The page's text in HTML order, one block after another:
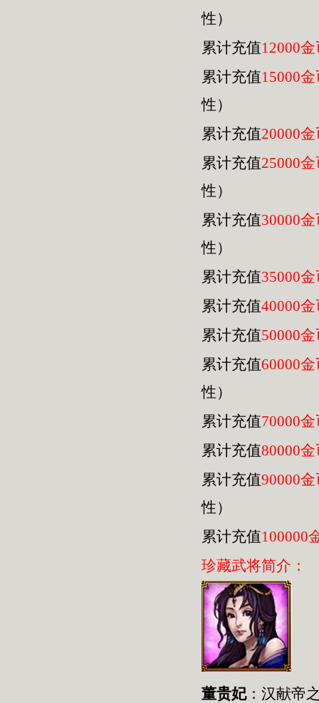
性）
累计充值12000
累计充值15000
性）
累计充值20000
累计充值25000
性）
累计充值30000
性）
累计充值35000
累计充值40000
累计充值50000
累计充值60000
性）
累计充值70000
累计充值80000
累计充值90000
性）
累计充值100000
珍藏武将简介：
董贵妃：汉献帝